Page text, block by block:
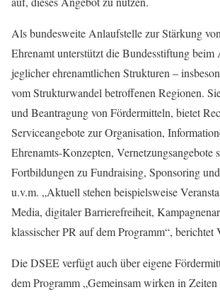
Als bundesweite Anlaufstelle zur Stärkung
Ehrenamt unterstützt die Bundesstiftung
jeglicher ehrenamtlichen Strukturen –
vom Strukturwandel betroffenen Regionen.
und Beantragung von Fördermitteln, bietet
Serviceangebote zur Organisation,
Ehrenamts-Konzepten, Vernetzungsangebote
Fortbildungen zu Fundraising, Sponsoring
u.v.m. „Aktuell stehen beispielsweise
Media, digitaler Barrierefreiheit,
klassischer PR auf dem Programm“,
Die DSEE verfügt auch über eigene
dem Programm „Gemeinsam wirken in